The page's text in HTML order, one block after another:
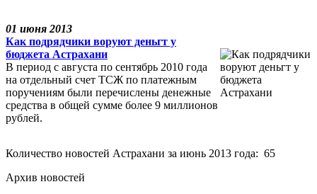
01 июня 2013
Как подрядчики воруют деньгт у
бюджета Астрахани
В период с августа по сентябрь 2010 года
на отдельный счет ТСЖ по платежным
поручениям были перечислены денежные
средства в общей сумме более 9 миллионов
рублей.
Количество новостей Астрахани за июнь 2013 года: 65
Архив новостей